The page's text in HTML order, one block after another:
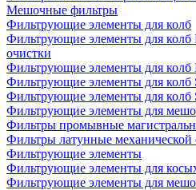
Мешочные фильтры
Фильтрующие элементы для колб
Фильтрующие элементы для колб
очистки
Фильтрующие элементы для колб
Фильтрующие элементы для колб
Фильтрующие элементы для колб
Фильтрующие элементы для
Фильтры промывные
Фильтры латунные механической
Фильтрующие элементы
Фильтрующие элементы для
Фильтрующие элементы для